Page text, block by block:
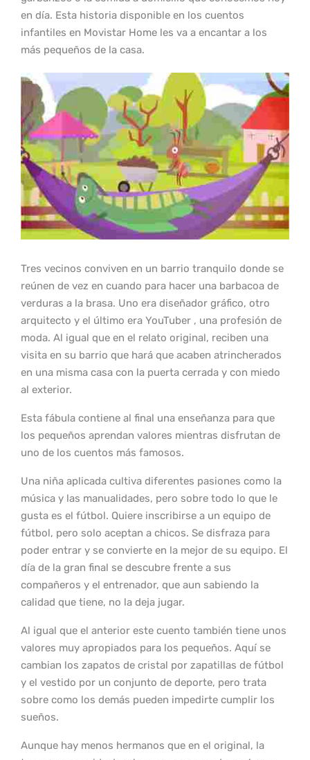
en día. Esta historia disponible en los cuentos
infantiles en Movistar Home les va a encantar a los
más pequeños de la casa.
Tres vecinos conviven en un barrio tranquilo donde se
reúnen de vez en cuando para hacer una barbacoa de
verduras a la brasa. Uno era diseñador gráfico, otro
arquitecto y el último era YouTuber , una profesión de
moda. Al igual que en el relato original, reciben una
visita en su barrio que hará que acaben atrincherados
en una misma casa con la puerta cerrada y con miedo
al exterior.
Esta fábula contiene al final una enseñanza para que
los pequeños aprendan valores mientras disfrutan de
uno de los cuentos más famosos.
Una niña aplicada cultiva diferentes pasiones como la
música y las manualidades, pero sobre todo lo que le
gusta es el fútbol. Quiere inscribirse a un equipo de
fútbol, pero solo aceptan a chicos. Se disfraza para
poder entrar y se convierte en la mejor de su equipo. El
día de la gran final se descubre frente a sus
compañeros y el entrenador, que aun sabiendo la
calidad que tiene, no la deja jugar.
Al igual que el anterior este cuento también tiene unos
valores muy apropiados para los pequeños. Aquí se
cambian los zapatos de cristal por zapatillas de fútbol
y el vestido por un conjunto de deporte, pero trata
sobre como los demás pueden impedirte cumplir los
sueños.
Aunque hay menos hermanos que en el original, la